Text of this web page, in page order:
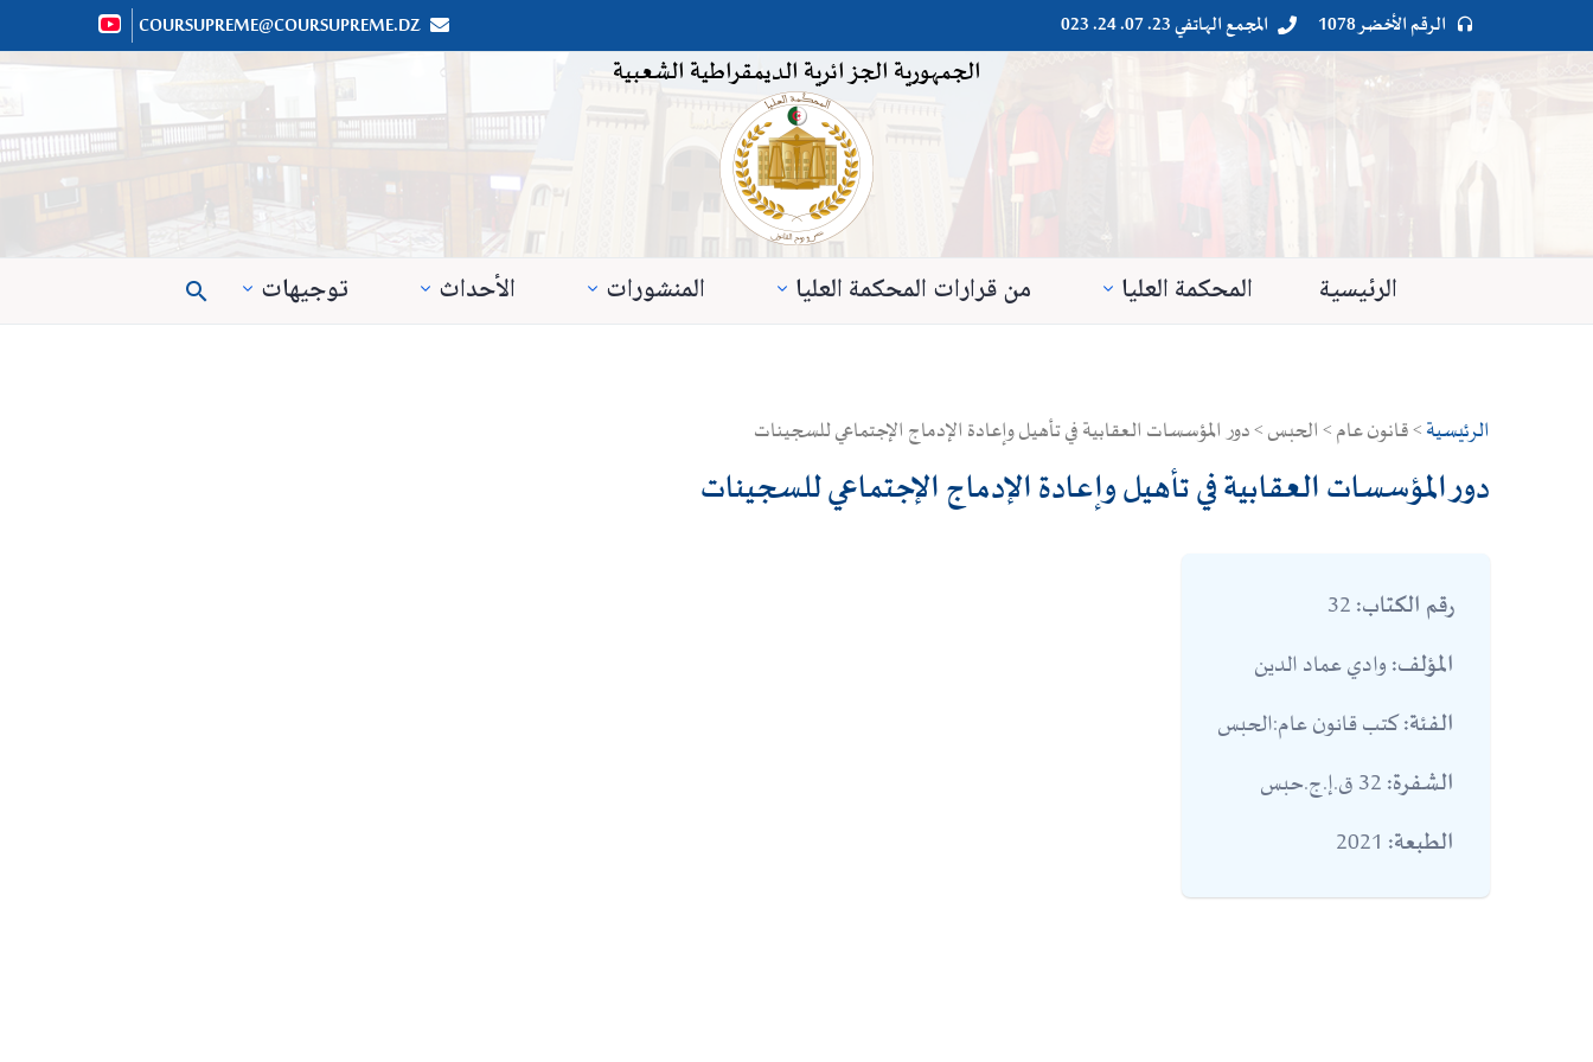

 الرقم الأخضر 1078 
 المجمع الهاتفي 23. 07. 24. 023 

COURSUPREME@COURSUPREME.DZ
الجمهورية الجزائرية الديمقراطية الشعبية
الرئيسية المحكمة العليا من قرارات المحكمة العليا المنشورات الأحداث توجيهات 
الرئيسية> قانون عام > الحبس > دور المؤسسات العقابية في تأهيل وإعادة الإدماج الإجتماعي للسجينات
دور المؤسسات العقابية في تأهيل وإعادة الإدماج الإجتماعي للسجينات
رقم الكتاب:
المؤلف:وادي عماد الدين
الفئة:كتب قانون عام:الحبس
الشفرة:
الطبعة: